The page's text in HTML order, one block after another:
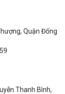
Quận Đống
Thanh Bình,